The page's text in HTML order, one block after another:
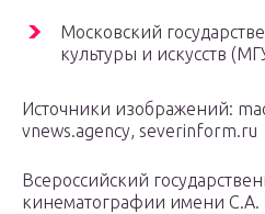
Московский
культуры и искусств
Источники изображений:
vnews.agency, severinform.ru
Всероссийский
кинематографии имени С.А.